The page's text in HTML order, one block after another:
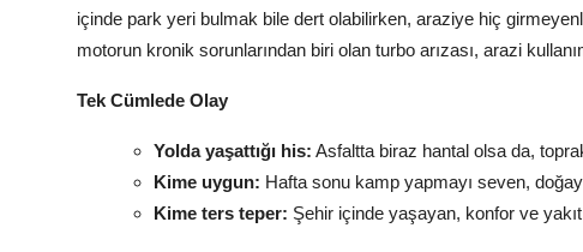
içinde park yeri bulmak bile dert olabilirken, araziye hiç
motorun kronik sorunlarından biri olan turbo arızası, arazi
Tek Cümlede Olay
Yolda yaşattığı his: Asfaltta biraz hantal olsa da,
Kime uygun: Hafta sonu kamp yapmayı seven,
Kime ters teper: Şehir içinde yaşayan, konfor ve